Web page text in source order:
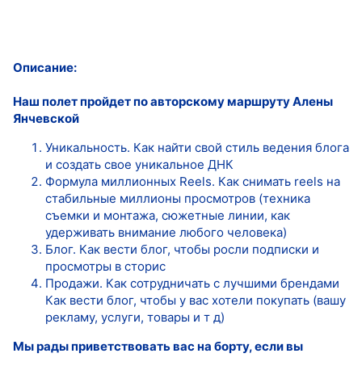
Описание:
Наш полет пройдет по авторскому маршруту Алены
Янчевской
Уникальность. Как найти свой стиль ведения блога
и создать свое уникальное ДНК
Формула миллионных Reels. Как снимать reels на
стабильные миллионы просмотров (техника
съемки и монтажа, сюжетные линии, как
удерживать внимание любого человека)
Блог. Как вести блог, чтобы росли подписки и
просмотры в сторис
Продажи. Как сотрудничать с лучшими брендами
Как вести блог, чтобы у вас хотели покупать (вашу
рекламу, услуги, товары и т д)
Мы рады приветствовать вас на борту, если вы